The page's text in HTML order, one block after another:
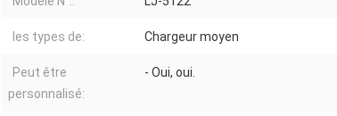
les types de: Chargeur moyen
Peut être
personnalisé:
- Oui, oui.